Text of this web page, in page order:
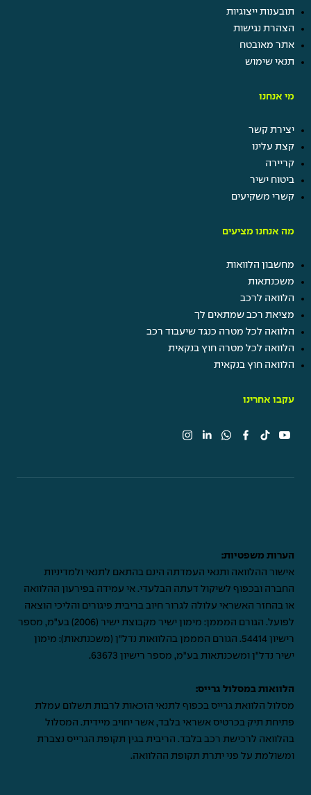
קרן מלגות
ערבי גיבוש ומסיבות
תובענות ייצוגיות
הצהרת נגישות
אתר מאובטח
תנאי שימוש
מי אנחנו
יצירת קשר
קצת עלינו
קריירה
ביטוח ישיר
קשרי משקיעים
מה אנחנו מציעים
מחשבון הלוואות
משכנתאות
הלוואה לרכב
מציאת רכב שמתאים לך
הלוואה לכל מטרה כנגד שיעבוד רכב
הלוואה לכל מטרה חוץ בנקאית
הלוואה חוץ בנקאית
עקבו אחרינו
הערות משפטיות:
אישור ההלוואה ותנאי העמדתה הינם בהתאם לתנאי ולמדיניות
החברה ובכפוף לשיקול דעתה הבלעדי. אי עמידה בפירעון ההלוואה
או בהחזר האשראי עלולה לגרור חיוב בריבית פיגורים והליכי הוצאה
לפועל. הגורם המממן: מימון ישיר מקבוצת ישיר (2006) בע"מ, מספר
רישיון 54414. הגורם המממן בהלוואות נדל"ן (משכנתאות): מימון
ישיר נדל"ן ומשכנתאות בע"מ, מספר רישיון 63673.
הלוואות במסלול גרייס:
מסלול הלוואת גרייס בכפוף לתנאי הזכאות לרבות תשלום עמלת
פתיחת תיק בכרטיס אשראי בלבד, אשר יחויב מיידית. המסלול
בהלוואה לרכישת רכב בלבד. הריבית בגין תקופת הגרייס נצברת
ומשולמת על פני יתרת תקופת ההלוואה.